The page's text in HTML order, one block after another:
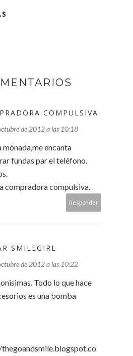
COMPULSIVA.
de 2012 a las 10:18
mónada,me encanta
fundas par el teléfono.
compradora compulsiva.
Responder
SMILEGIRL
de 2012 a las 10:22
Todo lo que hace
es una bomba